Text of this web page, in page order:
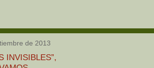
de 2013
INVISIBLES”,